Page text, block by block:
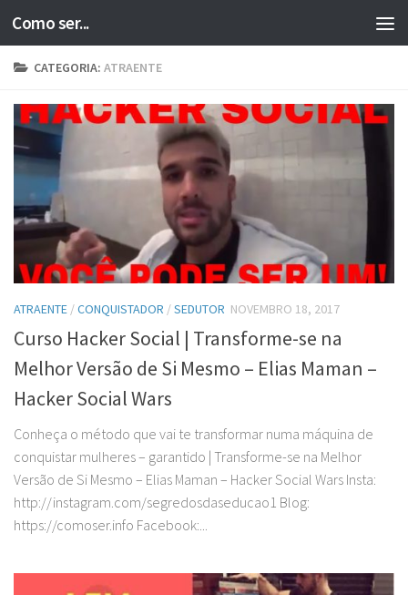
Skip to content
Como ser...
CATEGORIA: ATRAENTE
ATRAENTE /CONQUISTADOR /SEDUTOR NOVEMBRO 18, 2017
Curso Hacker Social | Transforme-se na
Melhor Versão de Si Mesmo – Elias Maman –
Hacker Social Wars
Conheça o método que vai te transformar numa máquina de
conquistar mulheres – garantido | Transforme-se na Melhor
Versão de Si Mesmo – Elias Maman – Hacker Social Wars Insta:
http://instagram.com/segredosdaseducao1 Blog:
https://comoser.info Facebook:...